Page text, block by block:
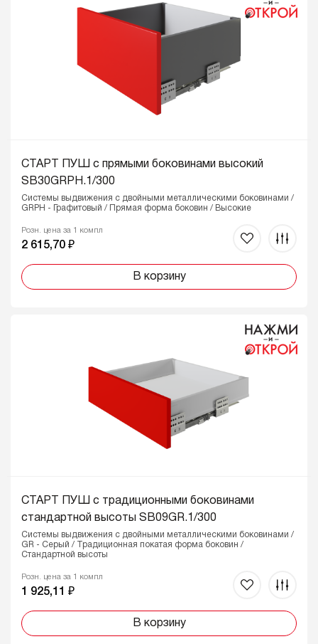
СТАРТ ПУШ с прямыми боковинами высокий
SB30GRPH.1/300
Системы выдвижения с двойными металлическими боковинами /
GRPH - Графитовый / Прямая форма боковин / Высокие
Розн. цена за 1 компл
2 615,70 ₽
В корзину
СТАРТ ПУШ с традиционными боковинами
стандартной высоты SB09GR.1/300
Системы выдвижения с двойными металлическими боковинами /
GR - Серый / Традиционная покатая форма боковин /
Стандартной высоты
Розн. цена за 1 компл
1 925,11 ₽
В корзину